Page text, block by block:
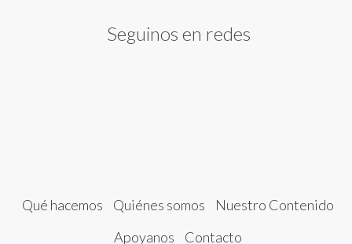
Seguinos en redes
Qué hacemos Quiénes somos
Nuestro Contenido
Apoyanos
Contacto